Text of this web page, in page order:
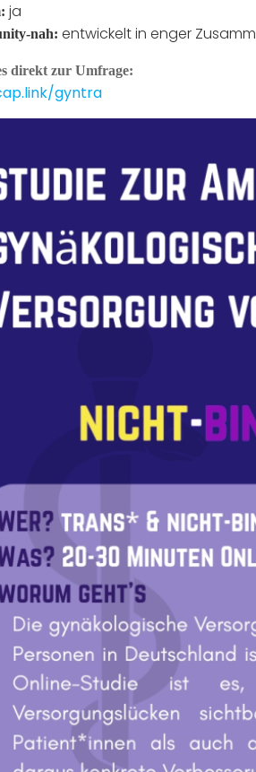
ja
nah: entwickelt in enger
direkt zur Umfrage:
gyntra